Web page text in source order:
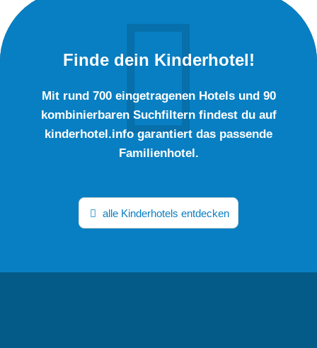
Finde dein Kinderhotel!
Mit rund 700 eingetragenen Hotels und 90
kombinierbaren Suchfiltern findest du auf
kinderhotel.info garantiert das passende
Familienhotel.
alle Kinderhotels entdecken